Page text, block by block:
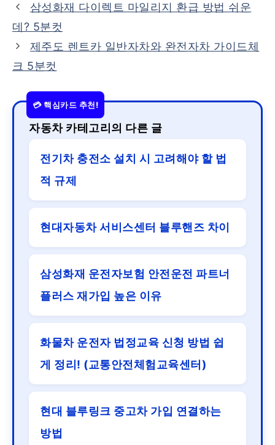
삼성화재 다이렉트 마일리지 환급 방법 쉬운
데? 5분컷
제주도 렌트카 일반자차와 완전자차 가이드체
크 5분컷
자동차 카테고리의 다른 글
전기차 충전소 설치 시 고려해야 할 법
적 규제
현대자동차 서비스센터 블루핸즈 차이
삼성화재 운전자보험 안전운전 파트너
플러스 재가입 높은 이유
화물차 운전자 법정교육 신청 방법 쉽
게 정리! (교통안전체험교육센터)
현대 블루링크 중고차 가입 연결하는
방법